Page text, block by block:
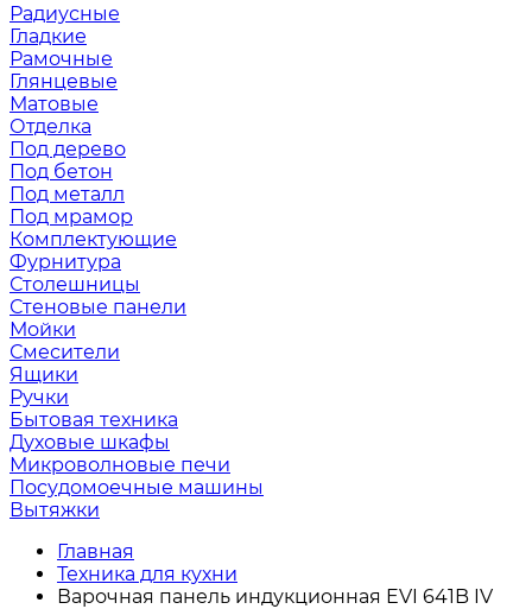
Радиусные
Гладкие
Рамочные
Глянцевые
Матовые
Отделка
Под дерево
Под бетон
Под металл
Под мрамор
Комплектующие
Фурнитура
Столешницы
Стеновые панели
Мойки
Смесители
Ящики
Ручки
Бытовая техника
Духовые шкафы
Микроволновые печи
Посудомоечные машины
Вытяжки
Главная
Техника для кухни
Варочная панель индукционная EVI 641B IV